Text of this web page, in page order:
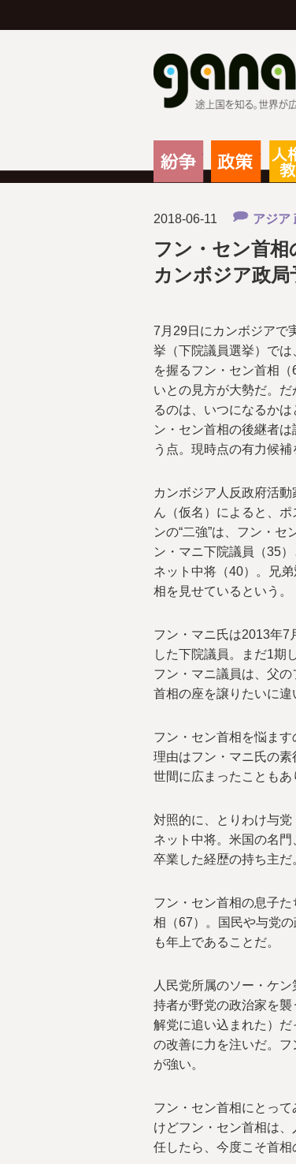
政策
2018-06-11 アジア
フン・セン首
カンボジア政局
7月29日にカンボジアで
挙（下院議員選挙）で
を握るフン・セン首相（
いとの見方が大勢だ。だ
るのは、いつになるかは
ン・セン首相の後継者
う点。現時点の有力候補
カンボジア人反政府活動
ん（仮名）によると、
ンの“二強”は、フン・セ
ン・マニ下院議員（35
ネット中将（40）。兄
相を見せているという。
フン・マニ氏は2013年7
した下院議員。まだ1期
フン・マニ議員は、父
首相の座を譲りたいに違
フン・セン首相を悩ま
理由はフン・マニ氏の
世間に広まったこともあ
対照的に、とりわけ与
ネット中将。米国の名
卒業した経歴の持ち主だ
フン・セン首相の息子
相（67）。国民や与党
も年上であることだ。
人民党所属のソー・ケ
持者が野党の政治家を
解党に追い込まれた）
の改善に力を注いだ。
が強い。
フン・セン首相にとっ
けどフン・セン首相は
任したら、今度こそ首相